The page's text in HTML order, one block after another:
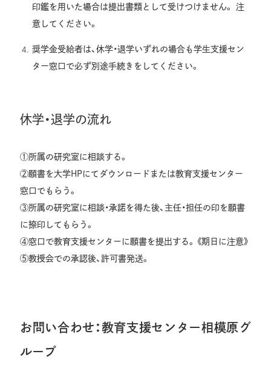
印鑑を用いた場合は提出書類として受けつけません。 注
意してください。
奨学金受給者は、休学・退学いずれの場合も学生支援セン
ター窓口で必ず別途手続きをしてください。
休学・退学の流れ
①所属の研究室に相談する。
②願書を大学HPにてダウンロードまたは教育支援センター
窓口でもらう。
③所属の研究室に相談・承諾を得た後、主任・担任の印を願書
に捺印してもらう。
④窓口で教育支援センターに願書を提出する。《期日に注意》
⑤教授会での承認後、許可書発送。
お問い合わせ：教育支援センター相模原グ
ループ